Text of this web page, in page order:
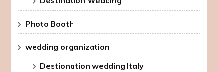
Photo Booth
wedding organization
Destionation wedding Italy